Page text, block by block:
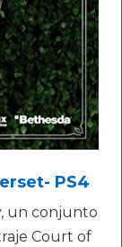
PS4
un conjunto
Court of